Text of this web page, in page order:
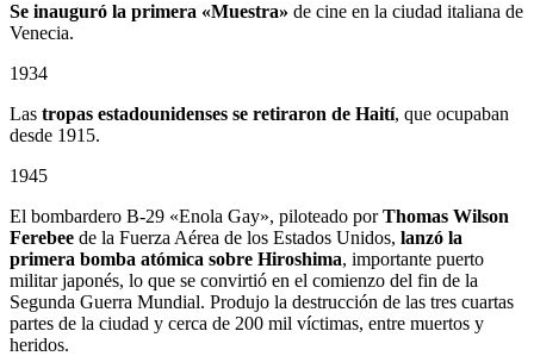
Se inauguró la primera «Muestra» de cine en la ciudad italiana de
Venecia.
1934
Las tropas estadounidenses se retiraron de Haití, que ocupaban
desde 1915.
1945
El bombardero B-29 «Enola Gay», piloteado porThomas Wilson
Ferebee de la Fuerza Aérea de los Estados Unidos, lanzó la
primera bomba atómica sobre Hiroshima, importante puerto
militar japonés, lo que se convirtió en el comienzo del fin de la
Segunda Guerra Mundial. Produjo la destrucción de las tres cuartas
partes de la ciudad y cerca de 200 mil víctimas, entre muertos y
heridos.